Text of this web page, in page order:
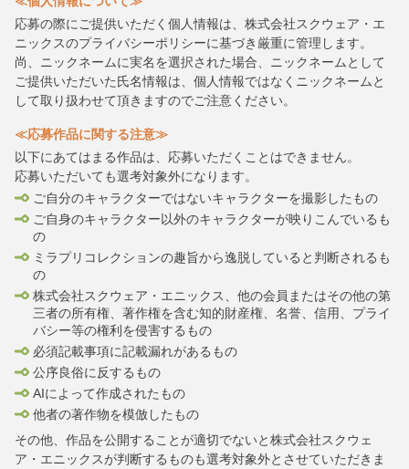
応募の際にご提供いただく個人情報は、株式会社スクウェア・エ
ニックスのプライバシーポリシーに基づき厳重に管理します。
尚、ニックネームに実名を選択された場合、ニックネームとして
ご提供いただいた氏名情報は、個人情報ではなくニックネームと
して取り扱わせて頂きますのでご注意ください。
≪応募作品に関する注意≫
以下にあてはまる作品は、応募いただくことはできません。
応募いただいても選考対象外になります。
ご自分のキャラクターではないキャラクターを撮影したもの
ご自身のキャラクター以外のキャラクターが映りこんでいるも
の
ミラプリコレクションの趣旨から逸脱していると判断されるも
の
株式会社スクウェア・エニックス、他の会員またはその他の第
三者の所有権、著作権を含む知的財産権、名誉、信用、プライ
バシー等の権利を侵害するもの
必須記載事項に記載漏れがあるもの
公序良俗に反するもの
AIによって作成されたもの
他者の著作物を模倣したもの
その他、作品を公開することが適切でないと株式会社スクウェ
ア・エニックスが判断するものも選考対象外とさせていただきま